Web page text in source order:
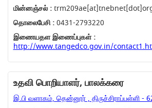
மின்னஞ்சல் :
தொலைபேசி :0431-2793220
இணையதள இணைப்புகள் :
http://www.tangedco.gov.in/
உதவி பொறியாளர், பாலக்கரை
இ.பி வளாகம், தென்னூர் , திருச்சிராப்பள்ளி -